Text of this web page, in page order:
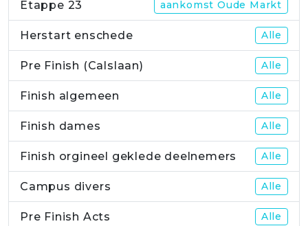
Etappe 23 aankomst Oude Markt
Herstart enschede Alle
Pre Finish (Calslaan) Alle
Finish algemeen Alle
Finish dames Alle
Finish orgineel geklede deelnemers Alle
Campus divers Alle
Pre Finish Acts Alle